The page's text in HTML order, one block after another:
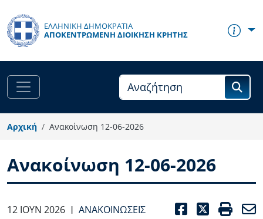
ΕΛΛΗΝΙΚΗ ΔΗΜΟΚΡΑΤΙΑ
ΑΠΟΚΕΝΤΡΩΜΈΝΗ ΔΙΟΊΚΗΣΗ ΚΡΉΤΗΣ
Αρχική Ανακοίνωση 12-06-2026
Ανακοίνωση 12-06-2026
12 ΙΟΥΝ 2026 | ΑΝΑΚΟΙΝΏΣΕΙΣ